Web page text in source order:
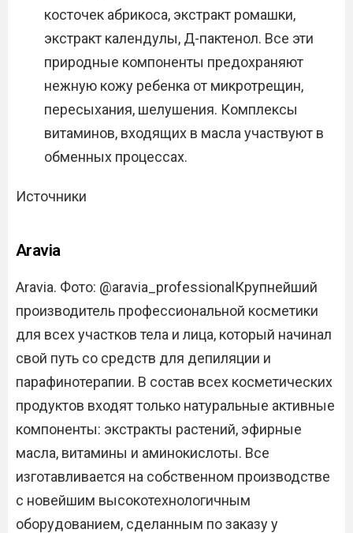
косточек абрикоса, экстракт ромашки,
экстракт календулы, Д-пактенол. Все эти
природные компоненты предохраняют
нежную кожу ребенка от микротрещин,
пересыхания, шелушения. Комплексы
витаминов, входящих в масла участвуют в
обменных процессах.
Источники
Aravia
Aravia. Фото: @aravia_professionalКрупнейший
производитель профессиональной косметики
для всех участков тела и лица, который начинал
свой путь со средств для депиляции и
парафинотерапии. В состав всех косметических
продуктов входят только натуральные активные
компоненты: экстракты растений, эфирные
масла, витамины и аминокислоты. Все
изготавливается на собственном производстве
с новейшим высокотехнологичным
оборудованием, сделанным по заказу у